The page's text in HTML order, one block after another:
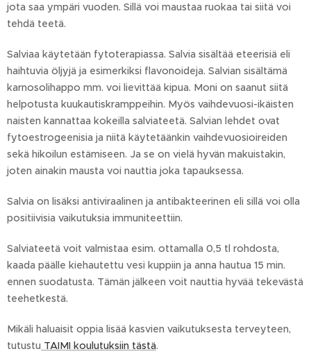
jota saa ympäri vuoden. Sillä voi maustaa ruokaa tai siitä voi
tehdä teetä.
Salviaa käytetään fytoterapiassa. Salvia sisältää eteerisiä eli
haihtuvia öljyjä ja esimerkiksi flavonoideja. Salvian sisältämä
karnosolihappo mm. voi lievittää kipua. Moni on saanut siitä
helpotusta kuukautiskramppeihin. Myös vaihdevuosi-ikäisten
naisten kannattaa kokeilla salviateetä. Salvian lehdet ovat
fytoestrogeenisia ja niitä käytetäänkin vaihdevuosioireiden
sekä hikoilun estämiseen. Ja se on vielä hyvän makuistakin,
joten ainakin mausta voi nauttia joka tapauksessa.
Salvia on lisäksi antiviraalinen ja antibakteerinen eli sillä voi olla
positiivisia vaikutuksia immuniteettiin.
Salviateetä voit valmistaa esim. ottamalla 0,5 tl rohdosta,
kaada päälle kiehautettu vesi kuppiin ja anna hautua 15 min.
ennen suodatusta. Tämän jälkeen voit nauttia hyvää tekevästä
teehetkestä.
Mikäli haluaisit oppia lisää kasvien vaikutuksesta terveyteen,
tutustu TAIMI koulutuksiin tästä.